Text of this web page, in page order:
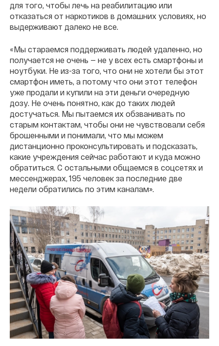
для того, чтобы лечь на реабилитацию или
отказаться от наркотиков в домашних условиях, но
выдерживают далеко не все.
«Мы стараемся поддерживать людей удаленно, но
получается не очень — не у всех есть смартфоны и
ноутбуки. Не из-за того, что они не хотели бы этот
смартфон иметь, а потому что они этот телефон
уже продали и купили на эти деньги очередную
дозу. Не очень понятно, как до таких людей
достучаться. Мы пытаемся их обзванивать по
старым контактам, чтобы они не чувствовали себя
брошенными и понимали, что мы можем
дистанционно проконсультировать и подсказать,
какие учреждения сейчас работают и куда можно
обратиться. С остальными общаемся в соцсетях и
мессенджерах, 195 человек за последние две
недели обратились по этим каналам».